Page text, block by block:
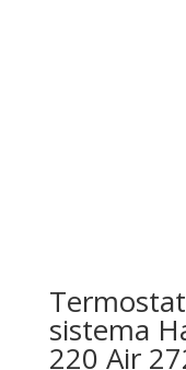
sistema
220 Air